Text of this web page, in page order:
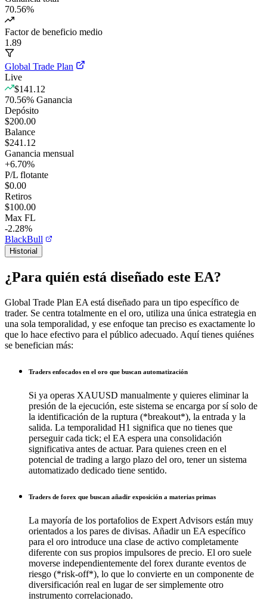
70.56%
Factor de beneficio medio
1.89
Global Trade Plan
Live
$141.12
70.56% Ganancia
Depósito
$200.00
Balance
$241.12
Ganancia mensual
+6.70%
P/L flotante
$0.00
Retiros
$100.00
Max FL
-2.28%
BlackBull
Historial
¿Para quién está diseñado este EA?
Global Trade Plan EA está diseñado para un tipo específico de
trader. Se centra totalmente en el oro, utiliza una única estrategia en
una sola temporalidad, y ese enfoque tan preciso es exactamente lo
que lo hace efectivo para el público adecuado. Aquí tienes quiénes
se benefician más:
Traders enfocados en el oro que buscan automatización
Si ya operas XAUUSD manualmente y quieres eliminar la
presión de la ejecución, este sistema se encarga por sí solo de
la identificación de la ruptura (*breakout*), la entrada y la
salida. La temporalidad H1 significa que no tienes que
perseguir cada tick; el EA espera una consolidación
significativa antes de actuar. Para quienes creen en el
potencial de trading a largo plazo del oro, tener un sistema
automatizado dedicado tiene sentido.
Traders de forex que buscan añadir exposición a materias primas
La mayoría de los portafolios de Expert Advisors están muy
orientados a los pares de divisas. Añadir un EA específico
para el oro introduce una clase de activo completamente
diferente con sus propios impulsores de precio. El oro suele
moverse independientemente del forex durante eventos de
riesgo (*risk-off*), lo que lo convierte en un componente de
diversificación real en lugar de ser simplemente otro
instrumento correlacionado.